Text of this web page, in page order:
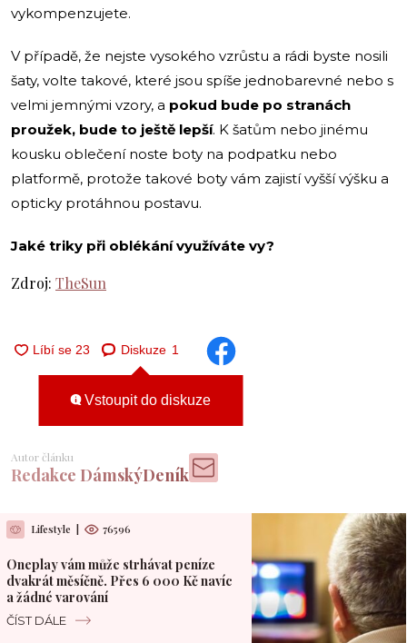
vykompenzujete.
V případě, že nejste vysokého vzrůstu a rádi byste nosili
šaty, volte takové, které jsou spíše jednobarevné nebo s
velmi jemnými vzory, a pokud bude po stranách
proužek, bude to ještě lepší. K šatům nebo jinému
kousku oblečení noste boty na podpatku nebo
platformě, protože takové boty vám zajistí vyšší výšku a
opticky protáhnou postavu.
Jaké triky při oblékání využíváte vy?
Zdroj: TheSun
Diskuze 1
Vstoupit do diskuze
Autor článku
Redakce DámskýDeník
Lifestyle 76596
Oneplay vám může strhávat peníze
dvakrát měsíčně. Přes 6 000 Kč navíc
a žádné varování
ČÍST DÁLE